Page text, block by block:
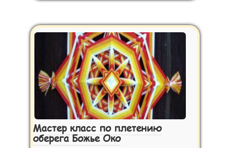
Мастер класс по плетению
оберега Божье Око